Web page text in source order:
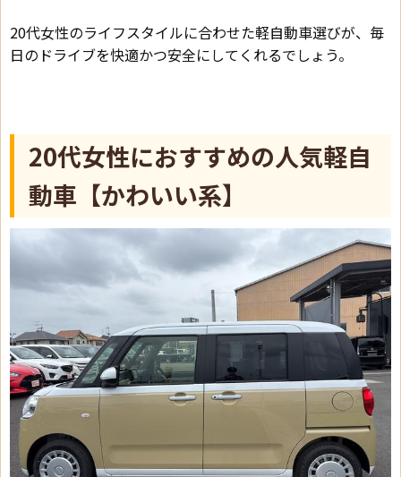
20代女性のライフスタイルに合わせた軽自動車選びが、毎
日のドライブを快適かつ安全にしてくれるでしょう。
20代女性におすすめの人気軽自
動車【かわいい系】